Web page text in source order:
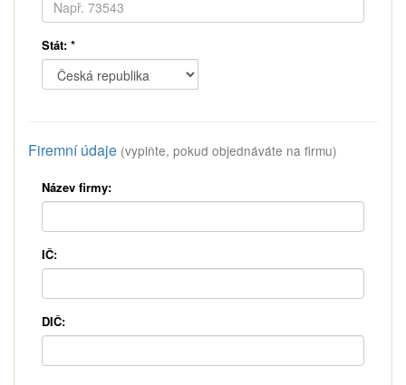
Stát: *
Firemní údaje (vyplňte, pokud objednáváte na firmu)
Název firmy:
IČ:
DIČ: